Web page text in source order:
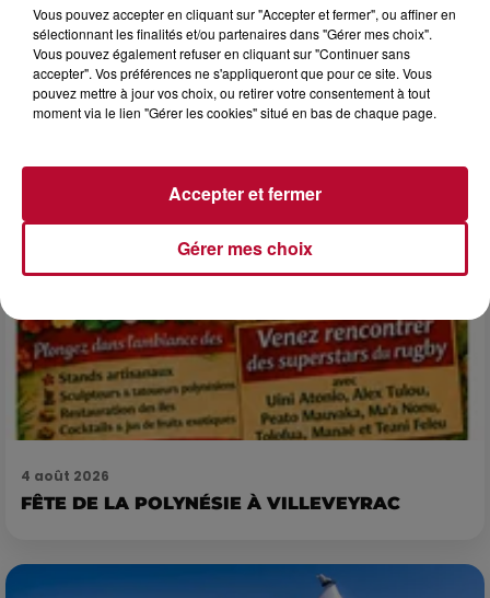
NÎMES : « LE RÊVE DU GLADIATEUR » INVESTIT
LES ARÈNES CES 3...
Après un franc succès l'été dernier, le spectacle « Le Rêve
du gladiateur » revient illuminer l'amphithéâtre romain les 6,
7 et 8 août. Une fresque nocturne...
4 août 2026
FÊTE DE LA POLYNÉSIE À VILLEVEYRAC
Vous pouvez accepter en cliquant sur "Accepter et fermer", ou affiner en
sélectionnant les finalités et/ou partenaires dans "Gérer mes choix".
Vous pouvez également refuser en cliquant sur "Continuer sans
accepter". Vos préférences ne s'appliqueront que pour ce site. Vous
pouvez mettre à jour vos choix, ou retirer votre consentement à tout
moment via le lien "Gérer les cookies" situé en bas de chaque page.
Gérer mes choix
Accepter et fermer